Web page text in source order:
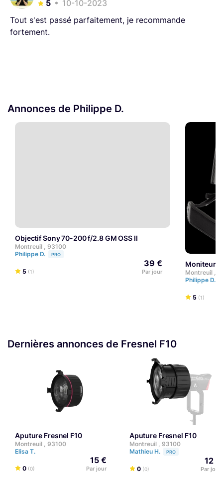
5
10-10-2023
Tout s'est passé parfaitement, je recommande
fortement.
Annonces de Philippe D.
Objectif Sony 70-200 f/2.8 GM OSS II
Montreuil , 93100
Philippe D.
PRO
5 (1)
39 €
Par jour
Moniteur
Montreuil ,
Philippe D.
5 (1)
Dernières annonces de Fresnel F10
Aputure Fresnel F10
Montreuil , 93100
Elisa T.
0 (0)
15 €
Par jour
Aputure Fresnel F10
Montreuil , 93100
Mathieu H.
PRO
0 (0)
12 €
Par jour